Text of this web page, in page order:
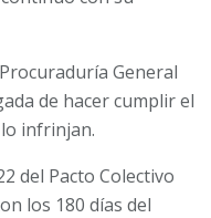
General
de hacer cumplir el
infrinjan.
del Pacto Colectivo
los 180 días del